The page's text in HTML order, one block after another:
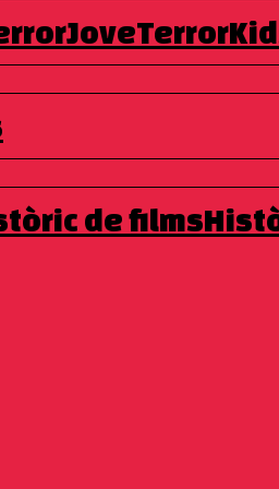
de films
l’essència original i canvia al
les generacions que creen,
innovadora dins l’univers
en un espai de creativitat
fer por.